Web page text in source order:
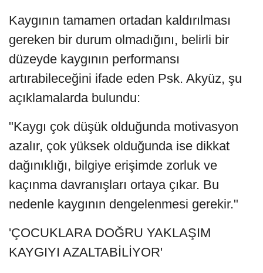
Kaygının tamamen ortadan kaldırılması
gereken bir durum olmadığını, belirli bir
düzeyde kaygının performansı
artırabileceğini ifade eden Psk. Akyüz, şu
açıklamalarda bulundu:
"Kaygı çok düşük olduğunda motivasyon
azalır, çok yüksek olduğunda ise dikkat
dağınıklığı, bilgiye erişimde zorluk ve
kaçınma davranışları ortaya çıkar. Bu
nedenle kaygının dengelenmesi gerekir."
'ÇOCUKLARA DOĞRU YAKLAŞIM
KAYGIYI AZALTABİLİYOR'